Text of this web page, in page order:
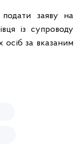
заяву на
із супроводу
осіб за вказаним